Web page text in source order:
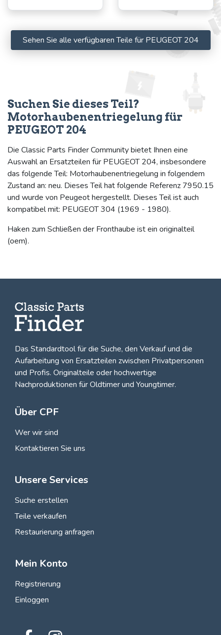
Sehen Sie alle verfügbaren Teile für PEUGEOT 204
Suchen Sie dieses Teil?
Motorhaubenentriegelung für
PEUGEOT 204
Die Classic Parts Finder Community bietet Ihnen eine
Auswahl an Ersatzteilen für PEUGEOT 204, insbesondere
das folgende Teil: Motorhaubenentriegelung in folgendem
Zustand an: neu. Dieses Teil hat folgende Referenz 7950.15
und wurde von Peugeot hergestellt. Dieses Teil ist auch
kompatibel mit: PEUGEOT 304 (1969 - 1980).
Haken zum Schließen der Fronthaube ist ein originalteil
(oem).
Das Standardtool für die Suche, den Verkauf und die
Aufarbeitung von Ersatzteilen zwischen Privatpersonen
und Profis. Originalteile oder hochwertige
Nachproduktionen für Oldtimer und Youngtimer.
Über CPF
Wer wir sind
Kontaktieren Sie uns
Unsere Services
Suche erstellen
Teile verkaufen
Restaurierung anfragen
Mein Konto
Registrierung
Einloggen